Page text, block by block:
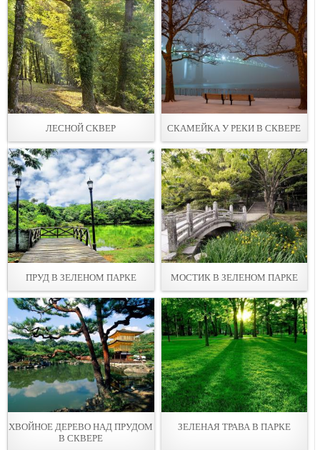
ЛЕСНОЙ СКВЕР СКАМЕЙКА У РЕКИ В СКВЕРЕ
ПРУД В ЗЕЛЕНОМ ПАРКЕ МОСТИК В ЗЕЛЕНОМ ПАРКЕ
ХВОЙНОЕ ДЕРЕВО НАД ПРУДОМ
В СКВЕРЕ
ЗЕЛЕНАЯ ТРАВА В ПАРКЕ